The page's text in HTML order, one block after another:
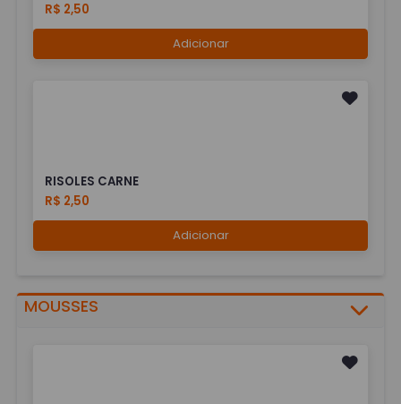
R$ 2,50
Adicionar
RISOLES CARNE
R$ 2,50
Adicionar
MOUSSES